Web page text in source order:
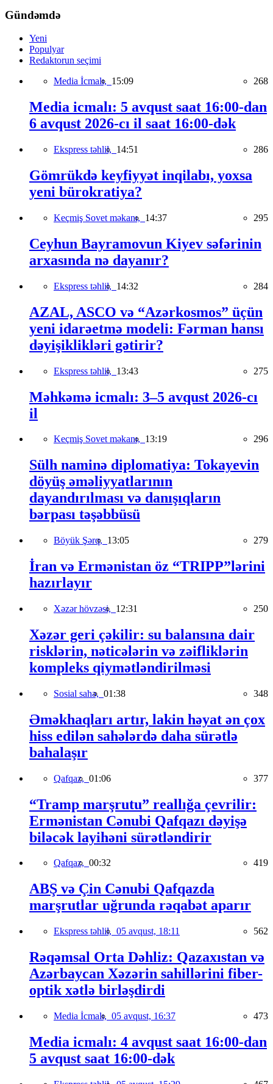
Gündəmdə
Yeni
Populyar
Redaktorun seçimi
Media İcmalı, 15:09 268
Media icmalı: 5 avqust saat 16:00-dan
6 avqust 2026-cı il saat 16:00-dək
Ekspress təhlil, 14:51 286
Gömrükdə keyfiyyət inqilabı, yoxsa
yeni bürokratiya?
Keçmiş Sovet məkanı, 14:37 295
Ceyhun Bayramovun Kiyev səfərinin
arxasında nə dayanır?
Ekspress təhlil, 14:32 284
AZAL, ASCO və “Azərkosmos” üçün
yeni idarəetmə modeli: Fərman hansı
dəyişiklikləri gətirir?
Ekspress təhlil, 13:43 275
Məhkəmə icmalı: 3–5 avqust 2026-cı
il
Keçmiş Sovet məkanı, 13:19 296
Sülh naminə diplomatiya: Tokayevin
döyüş əməliyyatlarının
dayandırılması və danışıqların
bərpası təşəbbüsü
Böyük Şərq, 13:05 279
İran və Ermənistan öz “TRIPP”lərini
hazırlayır
Xəzər hövzəsi, 12:31 250
Xəzər geri çəkilir: su balansına dair
risklərin, nəticələrin və zəifliklərin
kompleks qiymətləndirilməsi
Sosial sahə, 01:38 348
Əməkhaqları artır, lakin həyat ən çox
hiss edilən sahələrdə daha sürətlə
bahalaşır
Qafqaz, 01:06 377
“Tramp marşrutu” reallığa çevrilir:
Ermənistan Cənubi Qafqazı dəyişə
biləcək layihəni sürətləndirir
Qafqaz, 00:32 419
ABŞ və Çin Cənubi Qafqazda
marşrutlar uğrunda rəqabət aparır
Ekspress təhlil, 05 avqust, 18:11 562
Rəqəmsal Orta Dəhliz: Qazaxıstan və
Azərbaycan Xəzərin sahillərini fiber-
optik xətlə birləşdirdi
Media İcmalı, 05 avqust, 16:37 473
Media icmalı: 4 avqust saat 16:00-dan
5 avqust saat 16:00-dək